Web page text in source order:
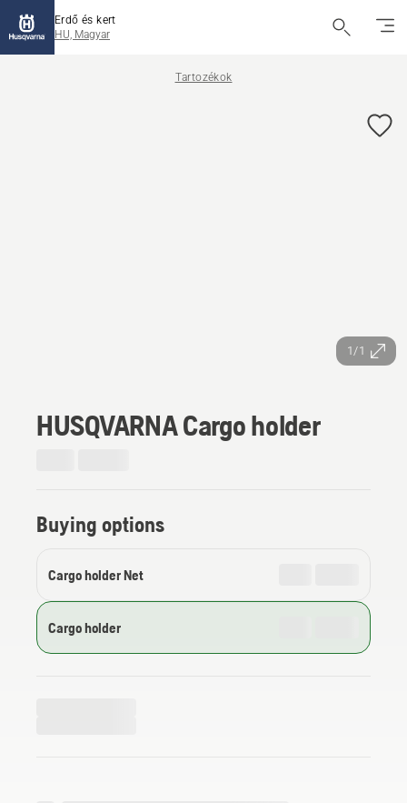
Erdő és kert
HU, Magyar
Tartozékok
1/1
HUSQVARNA Cargo holder
Buying options
Cargo holder Net
Cargo holder